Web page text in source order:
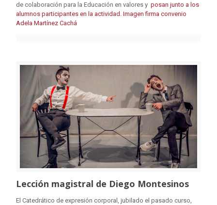
de colaboración para la Educación en valores y posan junto a los
alumnos participantes en la actividad. Imagen firma convenio
Adela Martínez Cachá
Lección magistral de Diego Montesinos
El Catedrático de expresión corporal, jubilado el pasado curso,